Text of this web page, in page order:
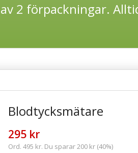
2 förpackningar.
Blodtycksmätare
295 kr
Ord. 495 kr. Du sparar 200 kr (40%)